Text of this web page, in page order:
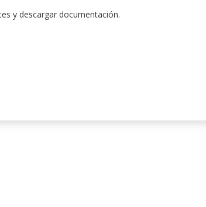
y descargar documentación.